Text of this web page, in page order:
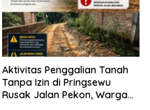
Aktivitas Penggalian Tanah
Tanpa Izin di Pringsewu
Rusak Jalan Pekon, Warga